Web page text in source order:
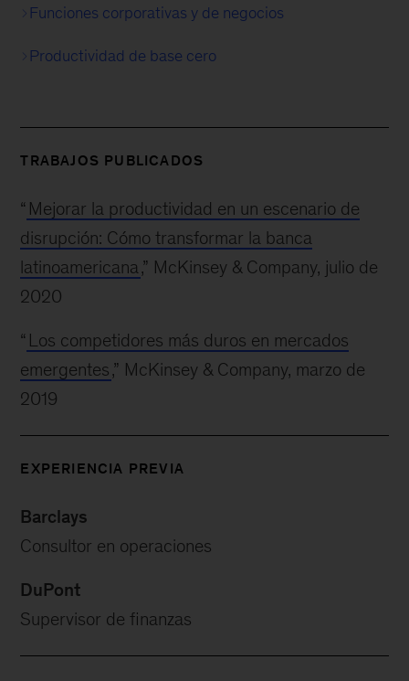
Funciones corporativas y de negocios
Productividad de base cero
TRABAJOS PUBLICADOS
“ Mejorar la productividad en un escenario de
disrupción: Cómo transformar la banca
latinoamericana ,” McKinsey & Company, julio de
2020
“ Los competidores más duros en mercados
emergentes,” McKinsey & Company, marzo de
2019
EXPERIENCIA PREVIA
Barclays
Consultor en operaciones
DuPont
Supervisor de finanzas